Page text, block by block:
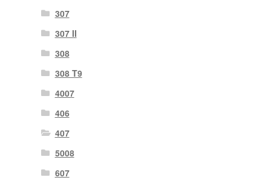
307
307 II
308
308 T9
4007
406
407
5008
607